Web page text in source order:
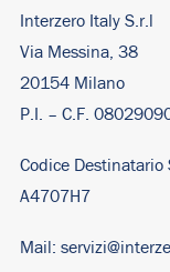
Interzero Italy S.r.l
Via Messina, 38
20154 Milano
P.I. – C.F.
Codice
A4707H7
Mail: